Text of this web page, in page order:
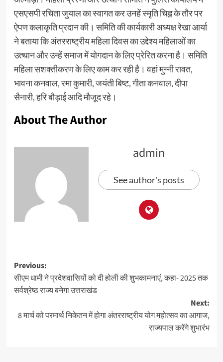
एसएसपी रचिता जुयाल का स्वागत कर उनहें स्मृति चिह्न के तौर पर
ऐपण कलाकृति प्रदान की। समिति की कार्यकारी अध्यक्ष रेखा आर्या
ने बताया कि अंतरराष्ट्रीय महिला दिवस का उद्देश्य महिलाओं का
उत्थान और उन्हें समाज में योगदान के लिए प्रेरित करना है। समिति
महिला सशक्तीकरण के लिए काम कर रही है। वहां मुन्नी रावत,
भावना कनवाल, रमा कुमारी, जयंती बिष्ट, गीता कनवाल, दीपा
सैनारी, हरि बौड़ाई आदि मौजूद रहे।
About The Author
admin
See author's posts
Previous:
सीएम धामी ने प्रदेशवासियों को दी होली की शुभकामनाएं, कहा- 2025 तक
सर्वश्रेष्ठ राज्य बनेगा उत्तराखंड
Next:
8 मार्च को परमार्थ निकेतन में होगा अंतरराष्ट्रीय योग महोत्सव का आगाज,
राज्यपाल करेंगे शुभारंभ